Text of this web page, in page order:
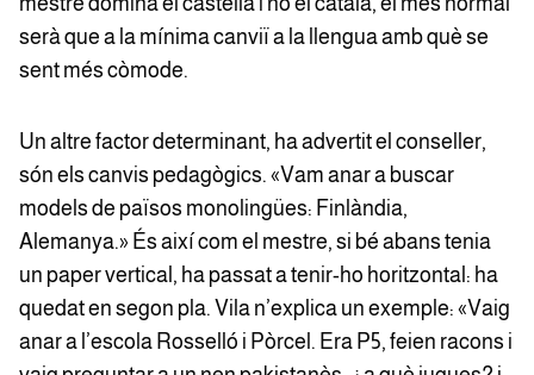
serà que a la mínima canviï a la llengua amb què se
sent més còmode.
Un altre factor determinant, ha advertit el conseller,
són els canvis pedagògics. «Vam anar a buscar
models de països monolingües: Finlàndia,
Alemanya.» És així com el mestre, si bé abans tenia
un paper vertical, ha passat a tenir-ho horitzontal: ha
quedat en segon pla. Vila n’explica un exemple: «Vaig
anar a l’escola Rosselló i Pòrcel. Era P5, feien racons i